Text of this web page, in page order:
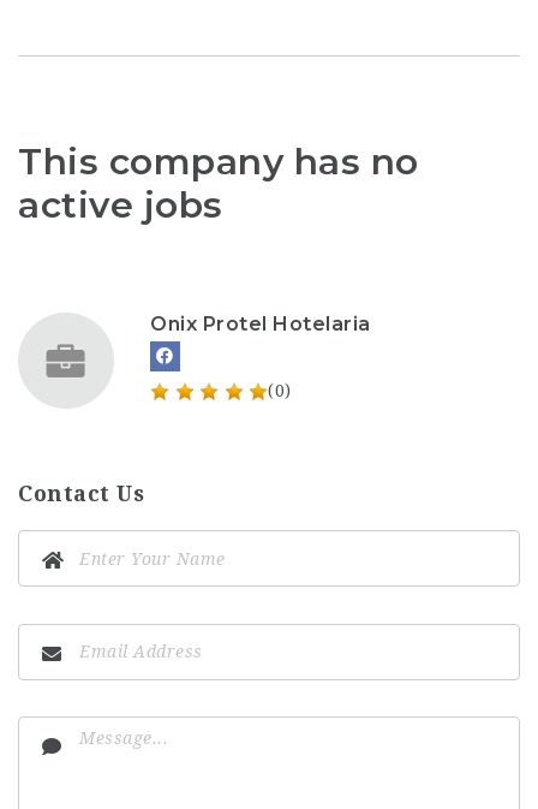
This company has no
active jobs
Onix Protel Hotelaria
(0)
Contact Us